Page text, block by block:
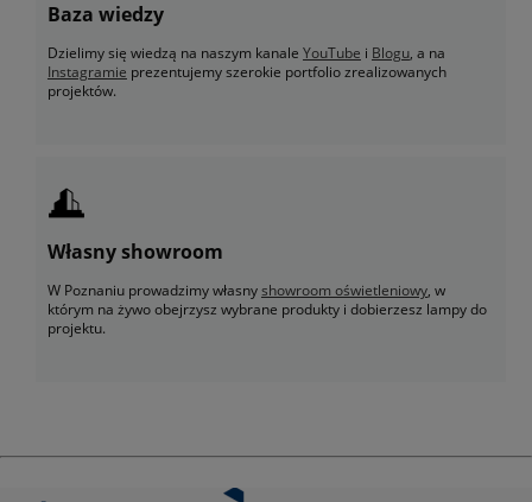
Baza wiedzy
Dzielimy się wiedzą na naszym kanale YouTube i Blogu, a na
Instagramie prezentujemy szerokie portfolio zrealizowanych
projektów.
Własny showroom
W Poznaniu prowadzimy własnyshowroom oświetleniowy, w
którym na żywo obejrzysz wybrane produkty i dobierzesz lampy do
projektu.